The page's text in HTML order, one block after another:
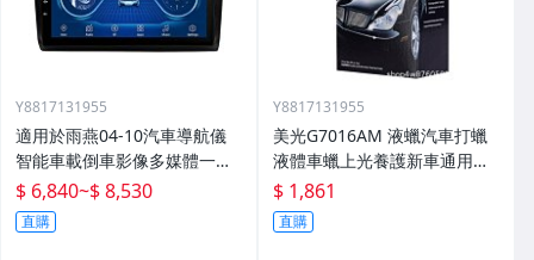
Y8817131955
適用於雨燕04-10汽車導航儀
智能車載倒車影像多媒體一體
機
$ 6,840~$ 8,530
直購
Y8817131955
美光G7016AM 液蠟汽車打蠟
液體車蠟上光養護新車通用棕
櫚蠟
$ 1,861
直購